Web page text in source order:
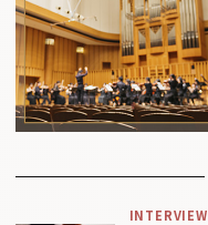
INTERVIEW